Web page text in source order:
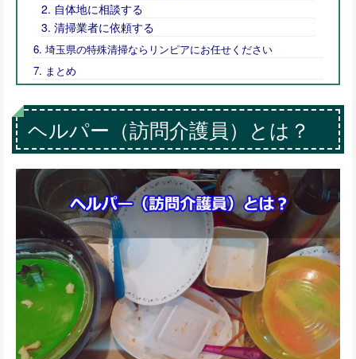
自体地に相談する
清掃業者に依頼する
埼玉県の特殊清掃ならリンピアにお任せください
まとめ
ヘルパー（訪問介護員）とは？